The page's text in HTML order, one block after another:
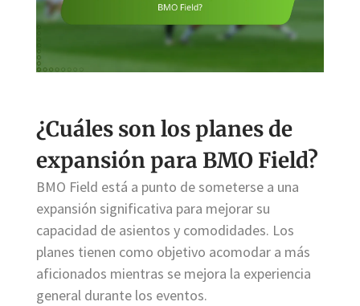
¿Cuáles son los planes de
expansión para BMO Field?
BMO Field está a punto de someterse a una
expansión significativa para mejorar su
capacidad de asientos y comodidades. Los
planes tienen como objetivo acomodar a más
aficionados mientras se mejora la experiencia
general durante los eventos.